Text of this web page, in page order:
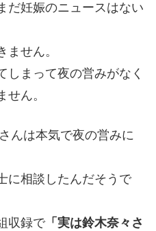
だ妊娠のニュースはない
ません。
しまって夜の営みがなく
ん。
んは本気で夜の営みに
に相談したんだそうで
収録で「実は鈴木奈々さ